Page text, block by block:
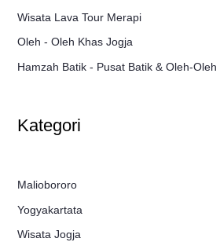
Wisata Lava Tour Merapi
Oleh - Oleh Khas Jogja
Hamzah Batik - Pusat Batik & Oleh-Oleh
Kategori
Maliobororo
Yogyakartata
Wisata Jogja